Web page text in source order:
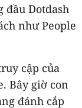
đầu Dotdash
như People
cập của
Bây giờ con
đánh cắp